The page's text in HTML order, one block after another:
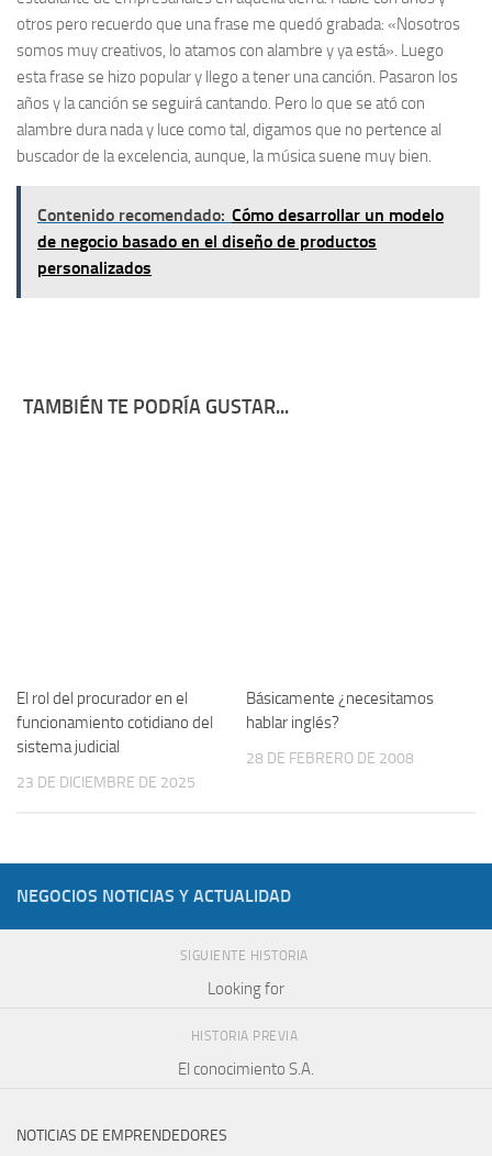
otros pero recuerdo que una frase me quedó grabada: «Nosotros
somos muy creativos, lo atamos con alambre y ya está». Luego
esta frase se hizo popular y llego a tener una canción. Pasaron los
años y la canción se seguirá cantando. Pero lo que se ató con
alambre dura nada y luce como tal, digamos que no pertence al
buscador de la excelencia, aunque, la música suene muy bien.
Contenido recomendado: Cómo desarrollar un modelo
de negocio basado en el diseño de productos
personalizados
TAMBIÉN TE PODRÍA GUSTAR...
El rol del procurador en el
funcionamiento cotidiano del
sistema judicial
23 DE DICIEMBRE DE 2025
Básicamente ¿necesitamos
hablar inglés?
28 DE FEBRERO DE 2008
NEGOCIOS NOTICIAS Y ACTUALIDAD
SIGUIENTE HISTORIA
Looking for
HISTORIA PREVIA
El conocimiento S.A.
NOTICIAS DE EMPRENDEDORES